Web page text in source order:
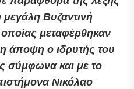
Βυζαντινή
οποίας μεταφέρθηκαν
άποψη ο ιδρυτής του
σύμφωνα και με το
Νικόλαο